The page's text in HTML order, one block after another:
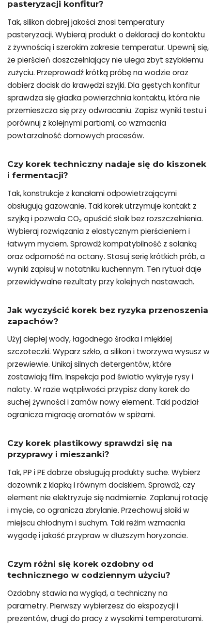
pasteryzacji konfitur?
Tak, silikon dobrej jakości znosi temperatury
pasteryzacji. Wybieraj produkt o deklaracji do kontaktu
z żywnością i szerokim zakresie temperatur. Upewnij się,
że pierścień doszczelniający nie ulega zbyt szybkiemu
zużyciu. Przeprowadź krótką próbę na wodzie oraz
dobierz docisk do krawędzi szyjki. Dla gęstych konfitur
sprawdza się gładka powierzchnia kontaktu, która nie
przemieszcza się przy odwracaniu. Zapisz wyniki testu i
porównuj z kolejnymi partiami, co wzmacnia
powtarzalność domowych procesów.
Czy korek techniczny nadaje się do kiszonek
i fermentacji?
Tak, konstrukcje z kanałami odpowietrzającymi
obsługują gazowanie. Taki korek utrzymuje kontakt z
szyjką i pozwala CO₂ opuścić słoik bez rozszczelnienia.
Wybieraj rozwiązania z elastycznym pierścieniem i
łatwym myciem. Sprawdź kompatybilność z solanką
oraz odporność na octany. Stosuj serię krótkich prób, a
wyniki zapisuj w notatniku kuchennym. Ten rytuał daje
przewidywalne rezultaty przy kolejnych nastawach.
Jak wyczyścić korek bez ryzyka przenoszenia
zapachów?
Użyj ciepłej wody, łagodnego środka i miękkiej
szczoteczki. Wyparz szkło, a silikon i tworzywa wysusz w
przewiewie. Unikaj silnych detergentów, które
zostawiają film. Inspekcja pod światło wykryje rysy i
naloty. W razie wątpliwości przypisz dany korek do
suchej żywności i zamów nowy element. Taki podział
ogranicza migrację aromatów w spiżarni.
Czy korek plastikowy sprawdzi się na
przyprawy i mieszanki?
Tak, PP i PE dobrze obsługują produkty suche. Wybierz
dozownik z klapką i równym dociskiem. Sprawdź, czy
element nie elektryzuje się nadmiernie. Zaplanuj rotację
i mycie, co ogranicza zbrylanie. Przechowuj słoiki w
miejscu chłodnym i suchym. Taki reżim wzmacnia
wygodę i jakość przypraw w dłuższym horyzoncie.
Czym różni się korek ozdobny od
technicznego w codziennym użyciu?
Ozdobny stawia na wygląd, a techniczny na
parametry. Pierwszy wybierzesz do ekspozycji i
prezentów, drugi do pracy z wysokimi temperaturami.